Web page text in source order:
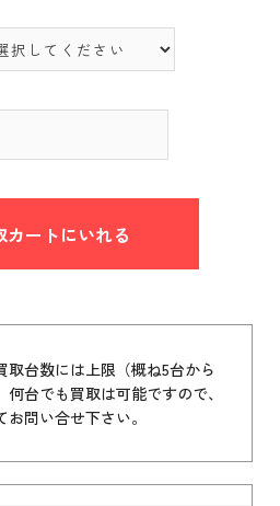
カートにいれる
取台数には上限（概ね5台から
台でも買取は可能ですので、
問い合せ下さい。